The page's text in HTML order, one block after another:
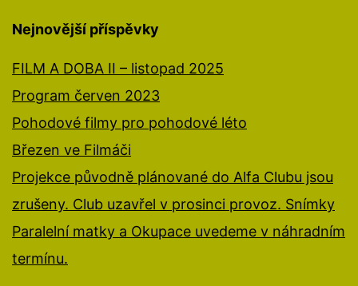
Nejnovější příspěvky
FILM A DOBA II – listopad 2025
Program červen 2023
Pohodové filmy pro pohodové léto
Březen ve Filmáči
Projekce původně plánované do Alfa Clubu jsou
zrušeny. Club uzavřel v prosinci provoz. Snímky
Paralelní matky a Okupace uvedeme v náhradním
termínu.